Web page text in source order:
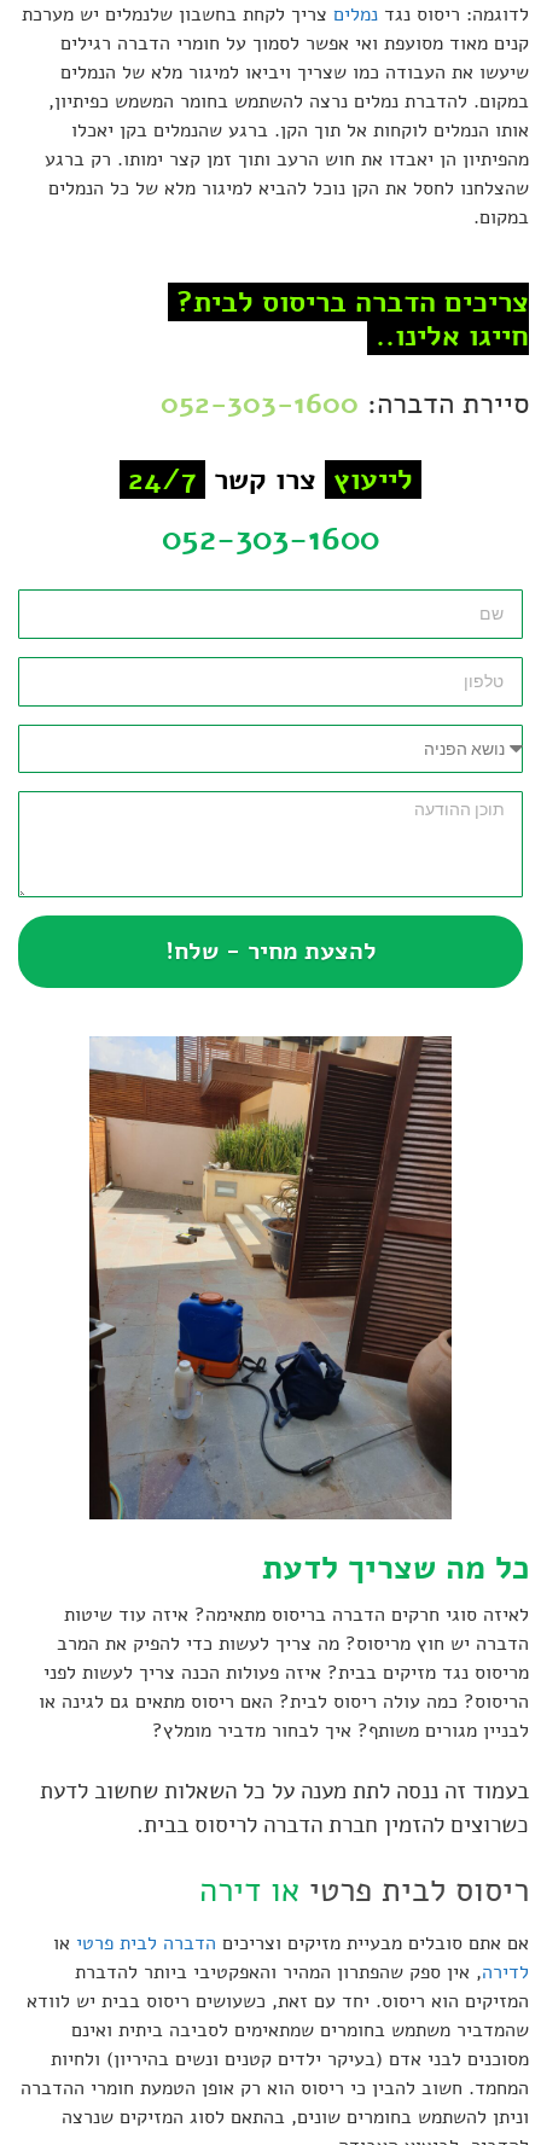
לדוגמה: ריסוס נגד נמלים צריך לקחת בחשבון שלנמלים יש מערכת
קנים מאוד מסועפת ואי אפשר לסמוך על חומרי הדברה רגילים
שיעשו את העבודה כמו שצריך ויביאו למיגור מלא של הנמלים
במקום. להדברת נמלים נרצה להשתמש בחומר המשמש כפיתיון,
אותו הנמלים לוקחות אל תוך הקן. ברגע שהנמלים בקן יאכלו
מהפיתיון הן יאבדו את חוש הרעב ותוך זמן קצר ימותו. רק ברגע
שהצלחנו לחסל את הקן נוכל להביא למיגור מלא של כל הנמלים
במקום.
צריכים הדברה בריסוס לבית?
חייגו אלינו..
סיירת הדברה: 052-303-1600
לייעוץ צרו קשר
052-303-1600
להצעת מחיר - שלח!
כל מה שצריך לדעת
לאיזה סוגי חרקים הדברה בריסוס מתאימה? איזה עוד שיטות
הדברה יש חוץ מריסוס? מה צריך לעשות כדי להפיק את המרב
מריסוס נגד מזיקים בבית? איזה פעולות הכנה צריך לעשות לפני
הריסוס? כמה עולה ריסוס לבית? האם ריסוס מתאים גם לגינה או
לבניין מגורים משותף? איך לבחור מדביר מומלץ?
בעמוד זה ננסה לתת מענה על כל השאלות שחשוב לדעת
כשרוצים להזמין חברת הדברה לריסוס בבית.
ריסוס לבית פרטי או דירה
אם אתם סובלים מבעיית מזיקים וצריכים הדברה לבית פרטי או
לדירה, אין ספק שהפתרון המהיר והאפקטיבי ביותר להדברת
המזיקים הוא ריסוס. יחד עם זאת, כשעושים ריסוס בבית יש לוודא
שהמדביר משתמש בחומרים שמתאימים לסביבה ביתית ואינם
מסוכנים לבני אדם (בעיקר ילדים קטנים ונשים בהיריון) ולחיות
המחמד. חשוב להבין כי ריסוס הוא רק אופן הטמעת חומרי ההדברה
וניתן להשתמש בחומרים שונים, בהתאם לסוג המזיקים שנרצה